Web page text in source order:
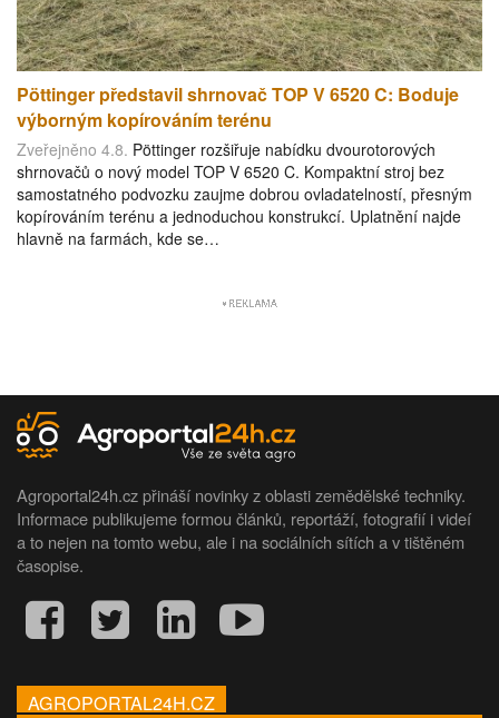
Pöttinger představil shrnovač TOP V 6520 C: Boduje
výborným kopírováním terénu
Zveřejněno 4.8. Pöttinger rozšiřuje nabídku dvourotorových
shrnovačů o nový model TOP V 6520 C. Kompaktní stroj bez
samostatného podvozku zaujme dobrou ovladatelností, přesným
kopírováním terénu a jednoduchou konstrukcí. Uplatnění najde
hlavně na farmách, kde se…
Agroportal24h.cz přináší novinky z oblasti zemědělské techniky.
Informace publikujeme formou článků, reportáží, fotografií i videí
a to nejen na tomto webu, ale i na sociálních sítích a v tištěném
časopise.
AGROPORTAL24H.CZ